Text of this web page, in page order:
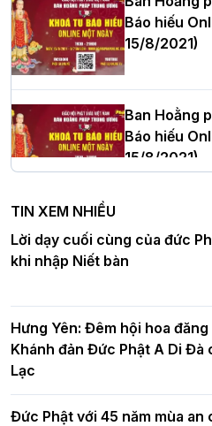
Thượng tọa Thích Tâm Chính
cử tân Trưởng ban Trị sự
Hà Nội: Tăng Ni Trường hạ
nghiêm tác pháp Tiền an cư
DL.2026
chúc mừng Phật đản BTS
Hà Nội
Hơn 5.000 người tham dự
Báo hiếu
15/8/2021)
Ban Hoằng
Báo hiếu
15/8/2021)
Ban Hoằng
Báo hiếu
15/8/2021)
Tinh thần
TIN XEM NHIỀU
Lời dạy cuối cùng của đức
khi nhập Niết bàn
Hưng Yên: Đêm hội hoa
Khánh đản Đức Phật A Di Đà
Lạc
Đức Phật với 45 năm mùa an